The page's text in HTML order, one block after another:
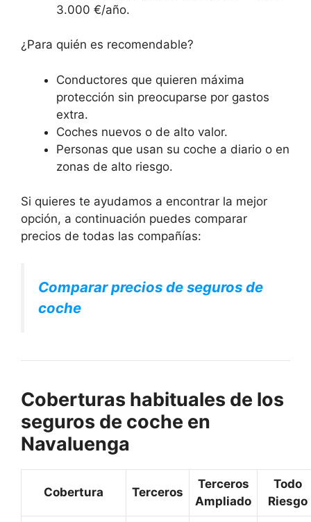
3.000 €/año.
¿Para quién es recomendable?
Conductores que quieren máxima
protección sin preocuparse por gastos
extra.
Coches nuevos o de alto valor.
Personas que usan su coche a diario o en
zonas de alto riesgo.
Si quieres te ayudamos a encontrar la mejor
opción, a continuación puedes comparar
precios de todas las compañías:
Comparar precios de seguros de
coche
Coberturas habituales de los
seguros de coche en
Navaluenga
Cobertura Terceros
Terceros
Ampliado
Todo
Riesgo